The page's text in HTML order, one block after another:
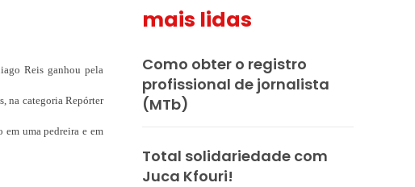
Reis ganhou pela
na categoria Repórter
em uma pedreira e em
mais lidas
Como obter o registro
profissional de jornalista
(MTb)
Total solidariedade com
Juca Kfouri!